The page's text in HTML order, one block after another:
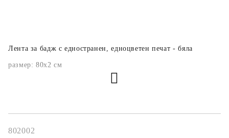
Лента за бадж с едностранен, едноцветен печат - бяла
размер: 80х2 см
802002